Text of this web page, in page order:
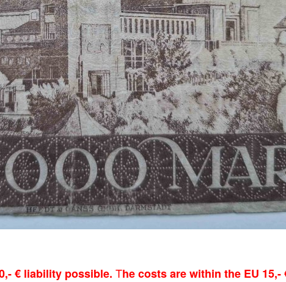
€ liability possible. The costs are within the EU